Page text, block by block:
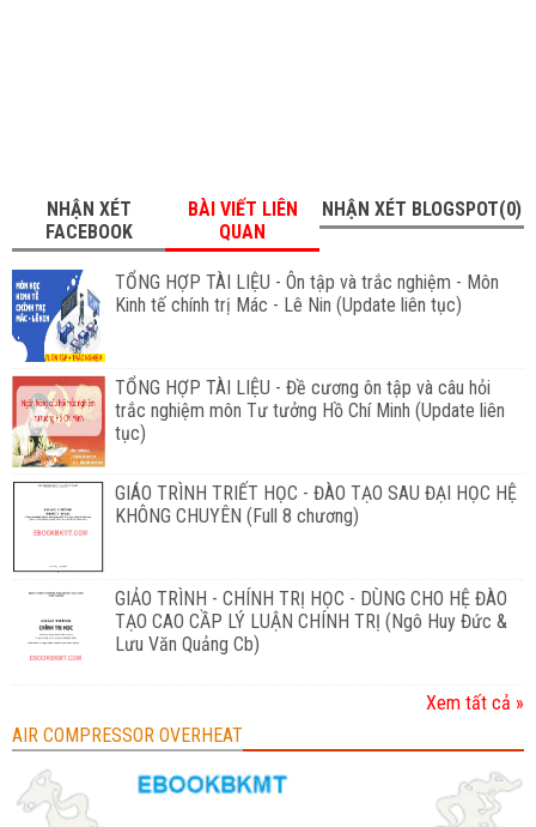
NHẬN XÉT
FACEBOOK
BÀI VIẾT LIÊN
QUAN
NHẬN XÉT BLOGSPOT(0)
TỔNG HỢP TÀI LIỆU - Ôn tập và trắc nghiệm - Môn
Kinh tế chính trị Mác - Lê Nin (Update liên tục)
TỔNG HỢP TÀI LIỆU - Đề cương ôn tập và câu hỏi
trắc nghiệm môn Tư tưởng Hồ Chí Minh (Update liên
tục)
GIÁO TRÌNH TRIẾT HỌC - ĐÀO TẠO SAU ĐẠI HỌC HỆ
KHÔNG CHUYÊN (Full 8 chương)
GIẢO TRÌNH - CHÍNH TRỊ HỌC - DÙNG CHO HỆ ĐÀO
TẠO CAO CẦP LÝ LUẬN CHÍNH TRỊ (Ngô Huy Đức &
Lưu Văn Quảng Cb)
Xem tất cả »
AIR COMPRESSOR OVERHEAT